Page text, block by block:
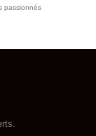
passionnés